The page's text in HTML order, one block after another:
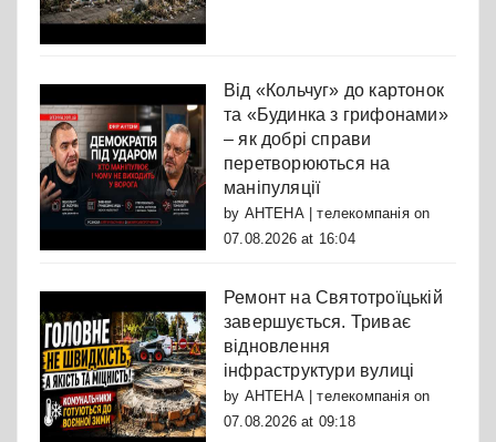
Від «Кольчуг» до картонок
та «Будинка з грифонами»
– як добрі справи
перетворюються на
маніпуляції
by АНТЕНА | телекомпаніяon
07.08.2026 at 16:04
Ремонт на Святотроїцькій
завершується. Триває
відновлення
інфраструктури вулиці
by АНТЕНА | телекомпаніяon
07.08.2026 at 09:18